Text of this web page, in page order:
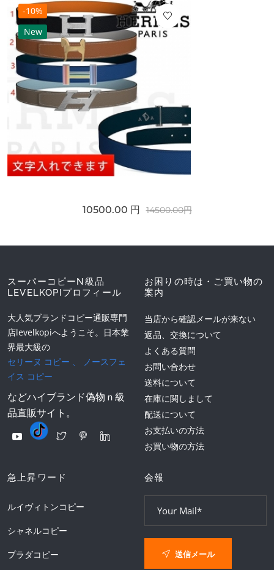
-10%
New
10500.00 円 14500.00円
スーパーコピーN級品
LEVELKOPIプロフィール
大人気ブランドコピー通販専門
店levelkopiへようこそ。日本業
界最大級の
セリーヌ コピー
ノースフェ
イス コピー
などハイブランド偽物ｎ級
品直販サイト。
お困りの時は・ご買い物の
案内
当店から確認メールが来ない
返品、交換について
よくある質問
お問い合わせ
送料について
在庫に関しまして
配送について
お支払いの方法
お買い物の方法
急上昇ワード
ルイヴィトンコピー
シャネルコピー
プラダコピー
会報
送信メール